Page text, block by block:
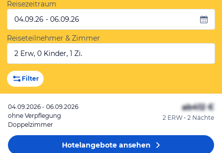
Reisezeitraum
04.09.26 - 06.09.26
Reiseteilnehmer & Zimmer
2 Erw, 0 Kinder, 1 Zi.
Filter
04.09.2026 - 06.09.2026
ohne Verpflegung
Doppelzimmer
ab412 €
2 ERW • 2 Nächte
Hotelangeboteansehen